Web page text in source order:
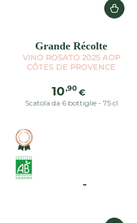
Grande Récolte
VINO ROSATO 2025 AOP
CÔTES DE PROVENCE
Prezzo
regolare
10,90 €
Scatola da 6 bottiglie - 75 cl